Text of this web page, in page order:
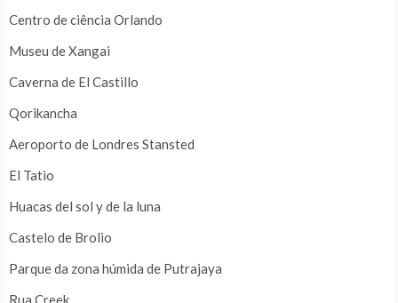
Centro de ciência Orlando
Museu de Xangai
Caverna de El Castillo
Qorikancha
Aeroporto de Londres Stansted
El Tatio
Huacas del sol y de la luna
Castelo de Brolio
Parque da zona húmida de Putrajaya